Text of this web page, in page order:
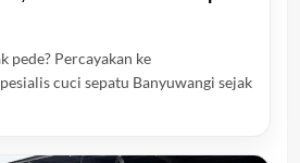
pede? Percayakan ke
cuci sepatu Banyuwangi sejak